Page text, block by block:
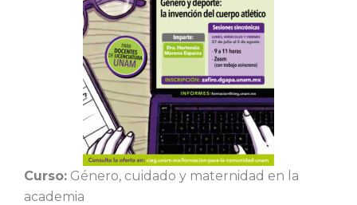
Curso: Género, cuidado y maternidad en la
academia